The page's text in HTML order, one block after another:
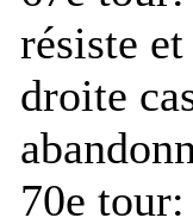
résiste
droite
70e tour: